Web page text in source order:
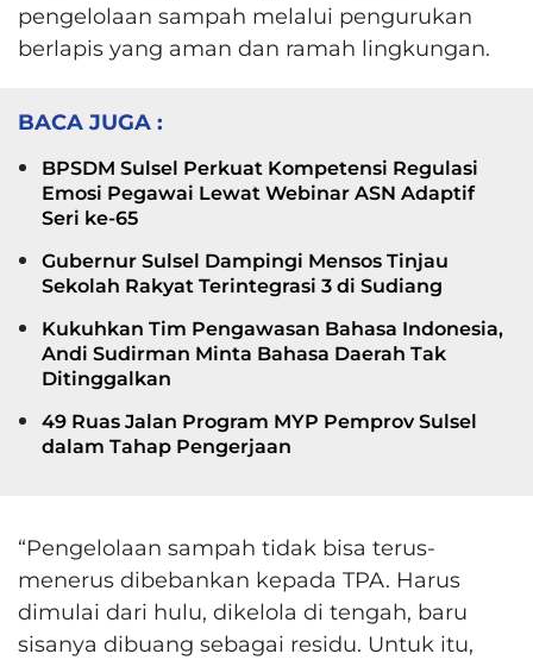
pengelolaan sampah melalui pengurukan
berlapis yang aman dan ramah lingkungan.
BACA JUGA :
BPSDM Sulsel Perkuat Kompetensi Regulasi
Emosi Pegawai Lewat Webinar ASN Adaptif
Seri ke-65
Gubernur Sulsel Dampingi Mensos Tinjau
Sekolah Rakyat Terintegrasi 3 di Sudiang
Kukuhkan Tim Pengawasan Bahasa Indonesia,
Andi Sudirman Minta Bahasa Daerah Tak
Ditinggalkan
49 Ruas Jalan Program MYP Pemprov Sulsel
dalam Tahap Pengerjaan
“Pengelolaan sampah tidak bisa terus-
menerus dibebankan kepada TPA. Harus
dimulai dari hulu, dikelola di tengah, baru
sisanya dibuang sebagai residu. Untuk itu,